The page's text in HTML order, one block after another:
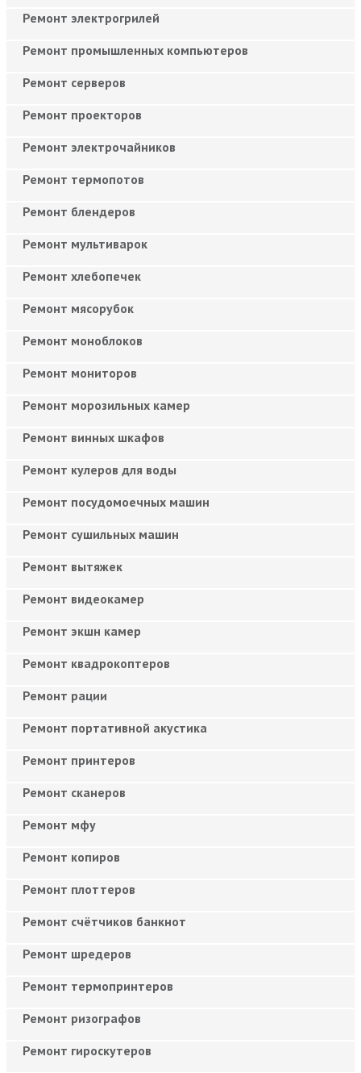
Ремонт электрогрилей
Ремонт промышленных компьютеров
Ремонт серверов
Ремонт проекторов
Ремонт электрочайников
Ремонт термопотов
Ремонт блендеров
Ремонт мультиварок
Ремонт хлебопечек
Ремонт мясорубок
Ремонт моноблоков
Ремонт мониторов
Ремонт морозильных камер
Ремонт винных шкафов
Ремонт кулеров для воды
Ремонт посудомоечных машин
Ремонт сушильных машин
Ремонт вытяжек
Ремонт видеокамер
Ремонт экшн камер
Ремонт квадрокоптеров
Ремонт рации
Ремонт портативной акустика
Ремонт принтеров
Ремонт сканеров
Ремонт мфу
Ремонт копиров
Ремонт плоттеров
Ремонт счётчиков банкнот
Ремонт шредеров
Ремонт термопринтеров
Ремонт ризографов
Ремонт гироскутеров